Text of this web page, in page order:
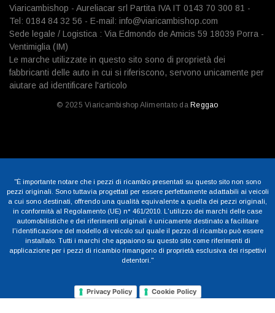
Viaricambishop - Aureliacar srl Partita IVA IT 0143 70 300 81 -
Tel: 0184 84 32 56 - E-mail: info@viaricambishop.com
Sede legale / Logistica : Via Edmondo de Amicis 59 18039 Porra -
Ventimiglia (IM)
Le marche utilizzate in questo sito sono di proprietà dei
fabbricanti delle auto in cui si riferiscono, servono unicamente per
aiutare ad identificare l'articolo
© 2025 Viaricambishop Alimentato da Reggao
"È importante notare che i pezzi di ricambio presentati su questo sito non sono
pezzi originali. Sono tuttavia progettati per essere perfettamente adattabili ai veicoli
a cui sono destinati, offrendo una qualità equivalente a quella dei pezzi originali,
in conformità al Regolamento (UE) n° 461/2010. L'utilizzo dei marchi delle case
automobilistiche e dei riferimenti originali è unicamente destinato a facilitare
l'identificazione del modello di veicolo sul quale il pezzo di ricambio può essere
installato. Tutti i marchi che appaiono su questo sito come riferimenti di
applicazione per i pezzi di ricambio rimangono di proprietà esclusiva dei rispettivi
detentori."
Privacy Policy Cookie Policy